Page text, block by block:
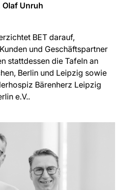
Olaf Unruh
BET darauf,
und Geschäftspartner
stattdessen die Tafeln an
Berlin und Leipzig sowie
Bärenherz Leipzig
e.V..